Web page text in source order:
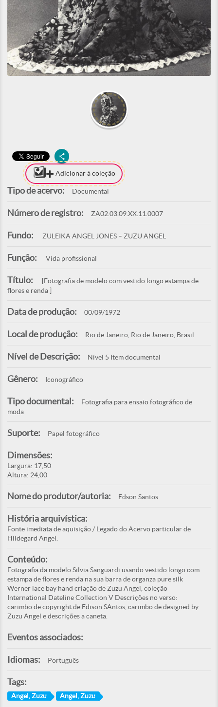
Adicionar à coleção
Tipo de acervo: Documental
Número de registro: ZA02.03.09.XX.11.0007
Fundo: ZULEIKA ANGEL JONES – ZUZU ANGEL
Função: Vida profissional
Título:
[Fotografia de modelo com vestido longo estampa de
flores e renda ]
Data de produção: 00/09/1972
Local de produção: Rio de Janeiro, Rio de Janeiro, Brasil
Nível de Descrição: Nível 5 Item documental
Gênero: Iconográfico
Tipo documental:
Fotografia para ensaio fotográfico de
moda
Suporte: Papel fotográfico
Dimensões:
Largura: 17,50
Altura: 24,00
Nome do produtor/autoria: Edson Santos
História arquivística:
Fonte imediata de aquisição / Legado do Acervo particular de
Hildegard Angel.
Conteúdo:
Fotografia da modelo Silvia Sanguardi usando vestido longo com
estampa de flores e renda na sua barra de organza pure silk
Werner lace bay hand criação de Zuzu Angel, coleção
International Dateline Collection V Descrições no verso:
carimbo de copyright de Edison SAntos, carimbo de designed by
Zuzu Angel e descrições a caneta.
Eventos associados:
Idiomas: Português
Tags:
Angel, Zuzu Angel, Zuzu